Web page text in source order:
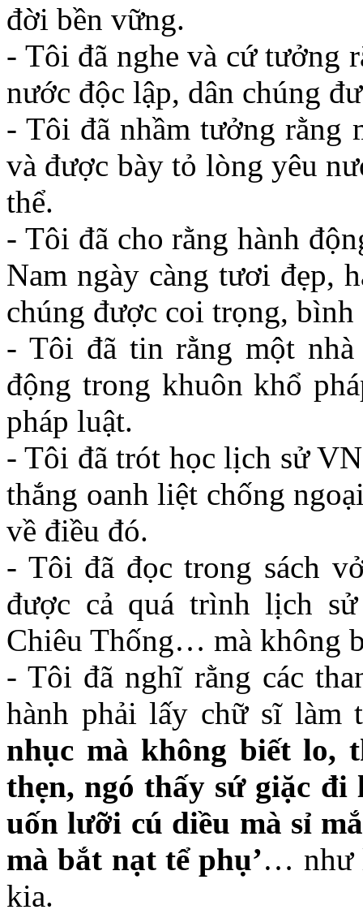
đời bền vững.
- Tôi đã nghe và cứ tưởng
nước độc lập, dân chúng
- Tôi đã nhầm tưởng rằng
và được bày tỏ lòng yêu
thể.
- Tôi đã cho rằng hành
Nam ngày càng tươi đẹp,
chúng được coi trọng,
- Tôi đã tin rằng một
động trong khuôn khổ
pháp luật.
- Tôi đã trót học lịch sử
thắng oanh liệt chống
về điều đó.
- Tôi đã đọc trong sách
được cả quá trình lịch
Chiêu Thống… mà không
- Tôi đã nghĩ rằng các
hành phải lấy chữ sĩ làm
nhục mà không biết lo,
thẹn, ngó thấy sứ giặc đi
uốn lưỡi cú diều mà sỉ
mà bắt nạt tể phụ’… như
kia.